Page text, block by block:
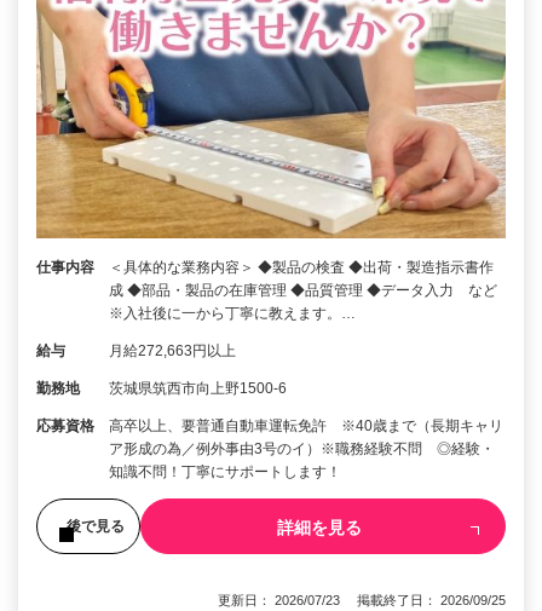
仕事内容
＜具体的な業務内容＞ ◆製品の検査 ◆出荷・製造指示書作
成 ◆部品・製品の在庫管理 ◆品質管理 ◆データ入力 など
※入社後に一から丁寧に教えます。…
給与 月給272,663円以上
勤務地 茨城県筑西市向上野1500-6
応募資格
高卒以上、要普通自動車運転免許 ※40歳まで（長期キャリ
ア形成の為／例外事由3号のイ）※職務経験不問 ◎経験・
知識不問！丁寧にサポートします！
後で見る 詳細を見る
更新日： 2026/07/23 掲載終了日： 2026/09/25